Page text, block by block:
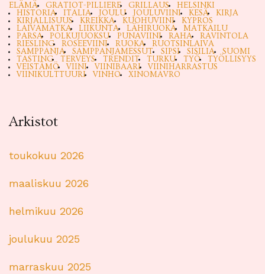
ELÄMÄ GRATIOT-PILLIERE GRILLAUS
HELSINKI
HISTORIA
ITALIA JOULU JOULUVIINI KESÄ
KIRJA
KIRJALLISUUS
KREIKKA KUOHUVIINI
KYPROS
LAIVAMATKA
LIIKUNTA LÄHIRUOKA
MATKAILU
PARSA
POLKUJUOKSU PUNAVIINI RAHA
RAVINTOLA
RIESLING
ROSEEVIINI RUOKA
RUOTSINLAIVA
SAMPPANJA
SAMPPANJAMESSUT SIPSI SISILIA
SUOMI
TASTING
TERVEYS TRENDIT TURKU TYÖ
TYÖLLISYYS
VEISTÄMÖ
VIINI VIINIBAARI
VIINIHARRASTUS
VIINIKULTTUURI
VINHO XINOMAVRO
Arkistot
toukokuu 2026
maaliskuu 2026
helmikuu 2026
joulukuu 2025
marraskuu 2025